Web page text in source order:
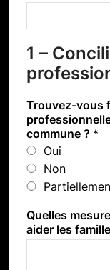
1 –
Trouvez-vous
commune ? *
Oui
Non
Quelles
aider les